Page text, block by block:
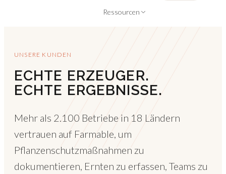
Ressourcen
UNSERE KUNDEN
ECHTE ERZEUGER.
ECHTE ERGEBNISSE.
Mehr als 2.100 Betriebe in 18 Ländern
vertrauen auf Farmable, um
Pflanzenschutzmaßnahmen zu
dokumentieren, Ernten zu erfassen, Teams zu